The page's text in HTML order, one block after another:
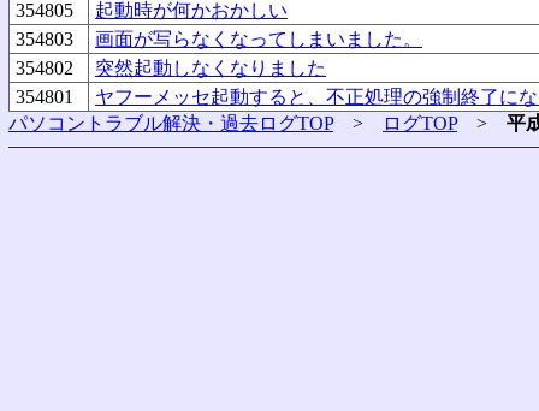
354805
起動時が何かおかしい
354803
画面が写らなくなってしまいました。
354802
突然起動しなくなりました
354801
ヤフーメッセ起動すると、不正処理の強制終了に
パソコントラブル解決・過去ログTOP> ログTOP> 平